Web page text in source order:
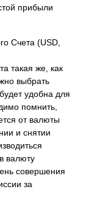
прибыли
Счета (USD,
такая же, как
выбрать
удобна для
помнить,
от валюты
и снятии
валюту
совершения
за